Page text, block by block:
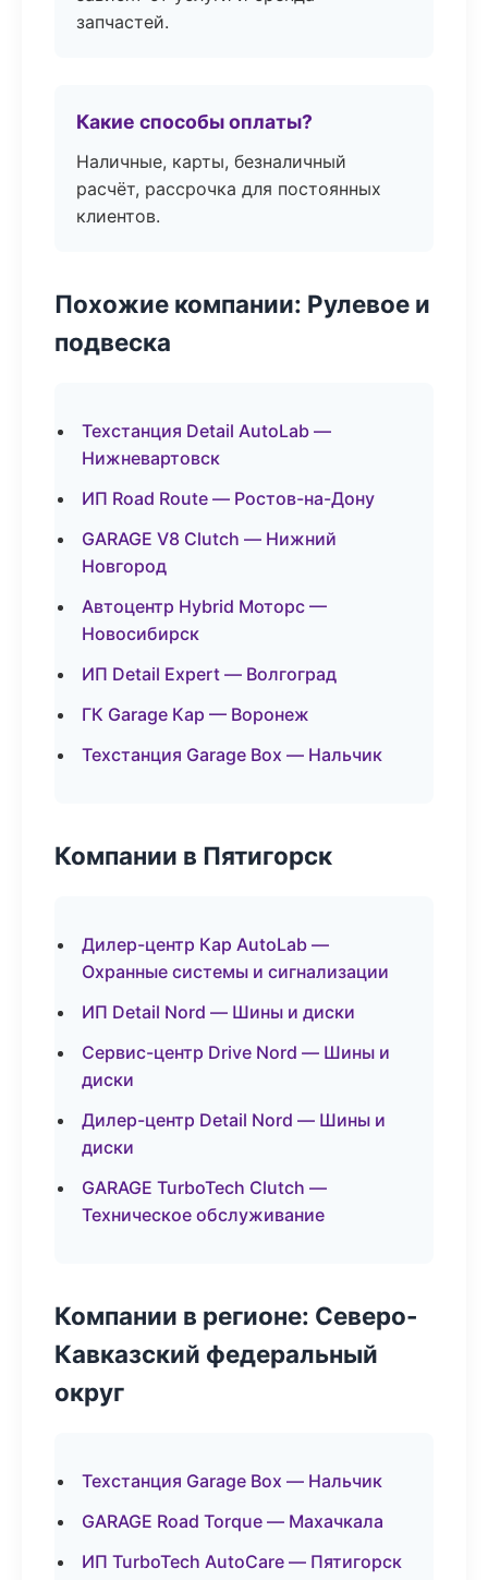
запчастей.
Какие способы оплаты?
Наличные, карты, безналичный
расчёт, рассрочка для постоянных
клиентов.
Похожие компании: Рулевое и
подвеска
Техстанция Detail AutoLab —
Нижневартовск
ИП Road Route — Ростов-на-Дону
GARAGE V8 Clutch — Нижний
Новгород
Автоцентр Hybrid Моторс —
Новосибирск
ИП Detail Expert — Волгоград
ГК Garage Кар — Воронеж
Техстанция Garage Box — Нальчик
Компании в Пятигорск
Дилер-центр Кар AutoLab —
Охранные системы и сигнализации
ИП Detail Nord — Шины и диски
Сервис-центр Drive Nord — Шины и
диски
Дилер-центр Detail Nord — Шины и
диски
GARAGE TurboTech Clutch —
Техническое обслуживание
Компании в регионе: Северо-
Кавказский федеральный
округ
Техстанция Garage Box — Нальчик
GARAGE Road Torque — Махачкала
ИП TurboTech AutoCare — Пятигорск